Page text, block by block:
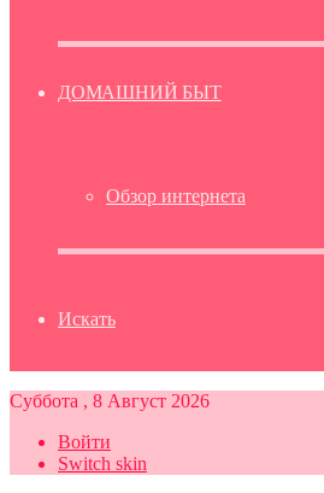
ДОМАШНИЙ БЫТ
Обзор интернета
Искать
Суббота , 8 Август 2026
Войти
Switch skin